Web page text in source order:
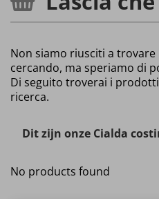
Non siamo riusciti a trovare
cercando, ma speriamo di
Di seguito troverai i
ricerca.
Dit zijn onze Cialda
No products found